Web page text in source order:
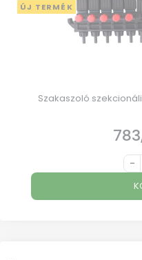
ÚJ TERMÉK
Szakaszoló
Ár
-